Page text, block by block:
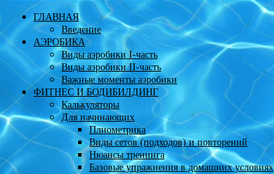
ГЛАВНАЯ
Введение
АЭРОБИКА
Виды аэробики І-часть
Виды аэробики ІІ-часть
Важные моменты аэробики
ФИТНЕС И БОДИБИЛДИНГ
Калькуляторы
Для начинающих
Плиометрика
Виды сетов (подходов) и повторений
Нюансы тренинга
Базовые упражнения в домашних условиях